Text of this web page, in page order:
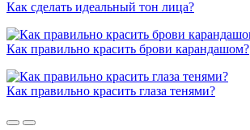
Как сделать идеальный тон лица?
Как правильно красить брови карандашом?
Как правильно красить глаза тенями?